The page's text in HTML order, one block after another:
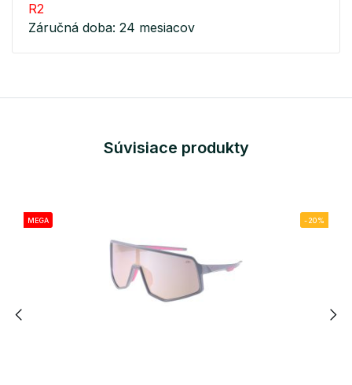
R2
Záručná doba: 24 mesiacov
Súvisiace produkty
MEGA -20%